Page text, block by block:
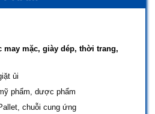
may mặc, giày dép, thời trang,
ủi
phẩm, dược phẩm
chuỗi cung ứng